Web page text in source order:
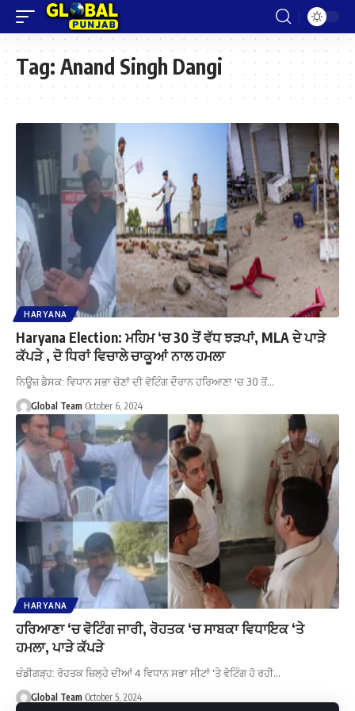
Tag: Anand Singh Dangi
HARYANA
Haryana Election: ਮਹਿਮ ‘ਚ 30 ਤੋਂ ਵੱਧ ਝੜਪਾਂ, MLA ਦੇ ਪਾੜੇ
ਕੱਪੜੇ , ਦੋ ਧਿਰਾਂ ਵਿਚਾਲੇ ਚਾਕੂਆਂ ਨਾਲ ਹਮਲਾ
ਨਿਊਜ਼ ਡੈਸਕ: ਵਿਧਾਨ ਸਭਾ ਚੋਣਾਂ ਦੀ ਵੋਟਿੰਗ ਦੌਰਾਨ ਹਰਿਆਣਾ 'ਚ 30 ਤੋਂ…
Global Team October 6, 2024
HARYANA
ਹਰਿਆਣਾ ‘ਚ ਵੋਟਿੰਗ ਜਾਰੀ, ਰੋਹਤਕ ‘ਚ ਸਾਬਕਾ ਵਿਧਾਇਕ ‘ਤੇ
ਹਮਲਾ, ਪਾੜੇ ਕੱਪੜੇ
ਚੰਡੀਗੜ੍ਹ: ਰੋਹਤਕ ਜ਼ਿਲ੍ਹੇ ਦੀਆਂ 4 ਵਿਧਾਨ ਸਭਾ ਸੀਟਾਂ 'ਤੇ ਵੋਟਿੰਗ ਹੋ ਰਹੀ…
Global Team October 5, 2024